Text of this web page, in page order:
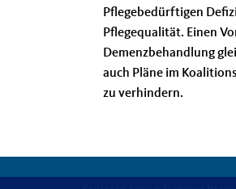
Pflegebedürftigen
Pflegequalität. Einen
Demenzbehandlung
auch Pläne im
zu verhindern.